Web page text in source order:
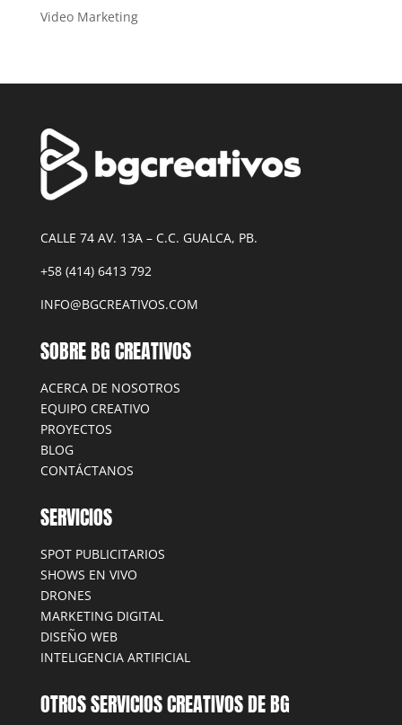
Video Marketing
CALLE 74 AV. 13A – C.C. GUALCA, PB.
+58 (414) 6413 792
INFO@BGCREATIVOS.COM
SOBRE BG CREATIVOS
ACERCA DE NOSOTROS
EQUIPO CREATIVO
PROYECTOS
BLOG
CONTÁCTANOS
SERVICIOS
SPOT PUBLICITARIOS
SHOWS EN VIVO
DRONES
MARKETING DIGITAL
DISEÑO WEB
INTELIGENCIA ARTIFICIAL
OTROS SERVICIOS CREATIVOS DE BG